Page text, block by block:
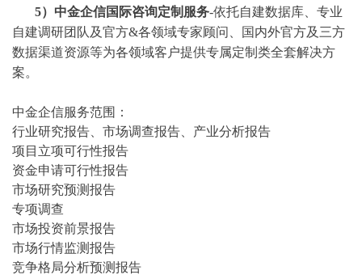
5）中金企信国际咨询定制服务-依托自建数据库、专业
自建调研团队及官方&各领域专家顾问、国内外官方及三方
数据渠道资源等为各领域客户提供专属定制类全套解决方
案。
中金企信服务范围：
行业研究报告、市场调查报告、产业分析报告
项目立项可行性报告
资金申请可行性报告
市场研究预测报告
专项调查
市场投资前景报告
市场行情监测报告
竞争格局分析预测报告